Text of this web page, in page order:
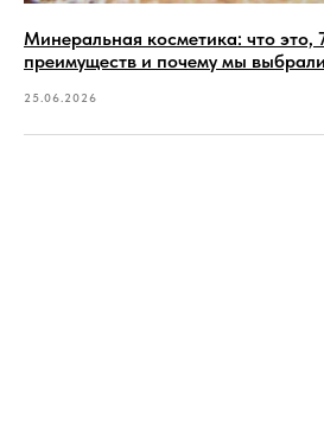
Минеральная косметика: что это,
преимуществ и почему мы
25.06.2026